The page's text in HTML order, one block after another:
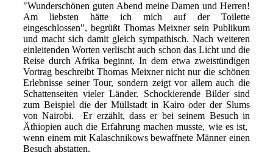
"Wunderschönen guten Abend meine Damen und Herren!
Am liebsten hätte ich mich auf der Toilette
eingeschlossen", begrüßt Thomas Meixner sein Publikum
und macht sich damit gleich sympathisch. Nach weiteren
einleitenden Worten verlischt auch schon das Licht und die
Reise durch Afrika beginnt. In dem etwa zweistündigen
Vortrag beschreibt Thomas Meixner nicht nur die schönen
Erlebnisse seiner Tour, sondern zeigt vor allem auch die
Schattenseiten vieler Länder. Schockierende Bilder sind
zum Beispiel die der Müllstadt in Kairo oder der Slums
von Nairobi. Er erzählt, dass er bei seinem Besuch in
Äthiopien auch die Erfahrung machen musste, wie es ist,
wenn einem mit Kalaschnikows bewaffnete Männer einen
Besuch abstatten.